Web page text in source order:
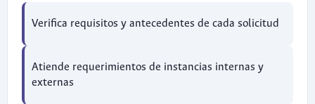
Verifica requisitos y antecedentes de cada solicitud
Atiende requerimientos de instancias internas y
externas